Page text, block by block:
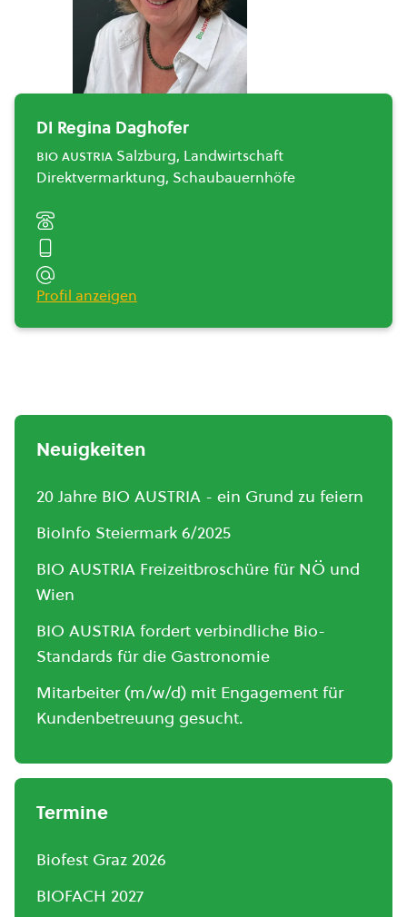
DI Regina Daghofer
bio austria Salzburg, Landwirtschaft
Direktvermarktung, Schaubauernhöfe
Profil anzeigen
Neuigkeiten
20 Jahre BIO AUSTRIA - ein Grund zu feiern
BioInfo Steiermark 6/2025
BIO AUSTRIA Freizeitbroschüre für NÖ und
Wien
BIO AUSTRIA fordert verbindliche Bio-
Standards für die Gastronomie
Mitarbeiter (m/w/d) mit Engagement für
Kundenbetreuung gesucht.
Termine
Biofest Graz 2026
BIOFACH 2027